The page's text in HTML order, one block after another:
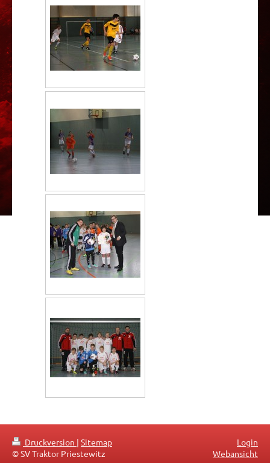
Druckversion | Sitemap
© SV Traktor Priestewitz
Login
Webansicht